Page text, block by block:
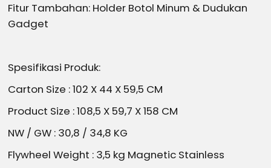
Fitur Tambahan: Holder Botol Minum & Dudukan
Gadget
Spesifikasi Produk:
Carton Size : 102 X 44 X 59,5 CM
Product Size : 108,5 X 59,7 X 158 CM
NW / GW : 30,8 / 34,8 KG
Flywheel Weight : 3,5 kg Magnetic Stainless